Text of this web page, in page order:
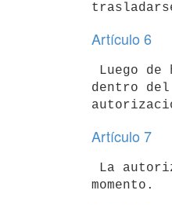
Artículo 6
dentro
Artículo 7